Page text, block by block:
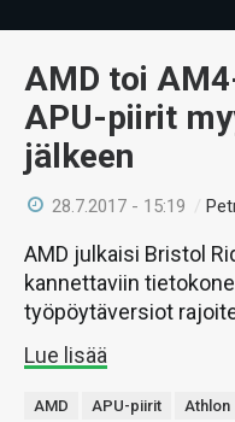
AMD toi
APU-piirit
jälkeen
28.7.2017 - 15:19 /
AMD julkaisi Bristol
kannettaviin
työpöytäversiot
Lue lisää
AMD APU-piirit Athlon